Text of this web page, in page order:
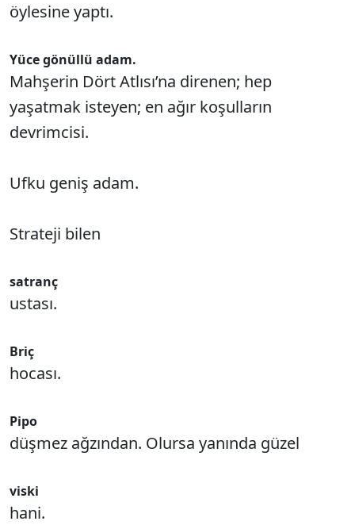
öylesine yaptı.
Yüce gönüllü adam.
Mahşerin Dört Atlısı’na direnen; hep
yaşatmak isteyen; en ağır koşulların
devrimcisi.
Ufku geniş adam.
Strateji bilen
satranç
ustası.
Briç
hocası.
Pipo
düşmez ağzından. Olursa yanında güzel
viski
hani.